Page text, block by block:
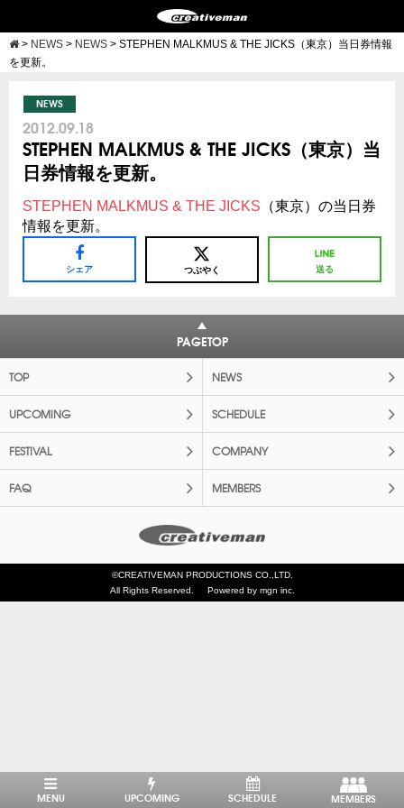
> NEWS > NEWS > STEPHEN MALKMUS & THE JICKS（東京）当日券情報
を更新。
NEWS
2012.09.18
STEPHEN MALKMUS & THE JICKS（東京）当
日券情報を更新。
STEPHEN MALKMUS & THE JICKS （東京）の当日券
情報を更新。
シェア つぶやく 送る
PAGETOP
TOP NEWS
UPCOMING SCHEDULE
FESTIVAL COMPANY
FAQ MEMBERS
©CREATIVEMAN PRODUCTIONS CO.,LTD.
All Rights Reserved.
Powered by mgn inc.
MENU UPCOMING SCHEDULE MEMBERS